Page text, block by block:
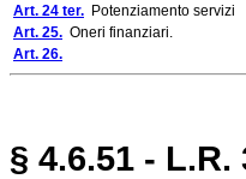
Art. 24 ter. Potenziamento servizi
Art. 25. Oneri finanziari.
Art. 26.
§ 4.6.51 -